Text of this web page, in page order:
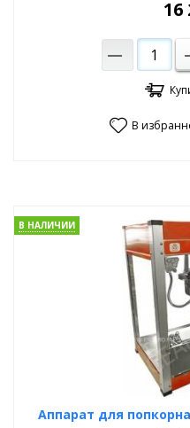
16
В
Аппарат для
В НАЛИЧИИ